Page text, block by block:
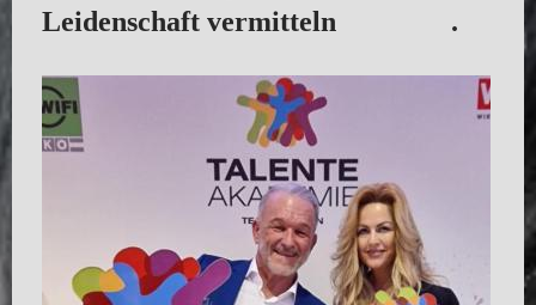
Leidenschaft vermitteln .